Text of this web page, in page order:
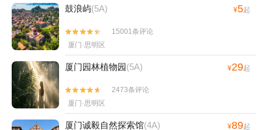
鼓浪屿(5A) ¥5起


15001条评论
厦门·思明区
厦门园林植物园(5A) ¥29起


2473条评论
厦门·思明区
厦门诚毅自然探索馆(4A) ¥89起